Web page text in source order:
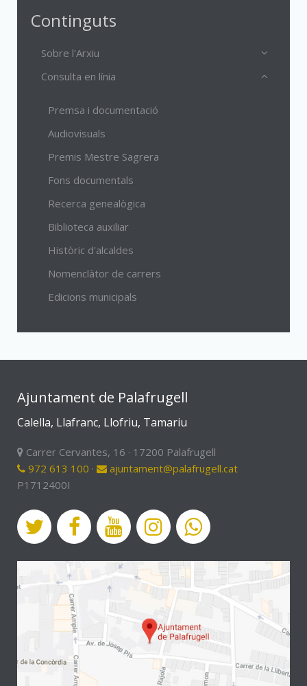
Continguts
Sobre l'Arxiu
Consulta en línia
Premsa i documentació
Audiovisuals
Premis Mestre Sagrera
Fons documentals
Recerca genealògica
Biblioteca auxiliar
Històric d'alcaldes
Nomenclàtor de carrers
Edicions municipals
Ajuntament de Palafrugell
Calella, Llafranc, Llofriu, Tamariu
Carrer Cervantes, 16 · 17200 Palafrugell
972 613 100 ·
ajuntament@palafrugell.cat
P1712400I